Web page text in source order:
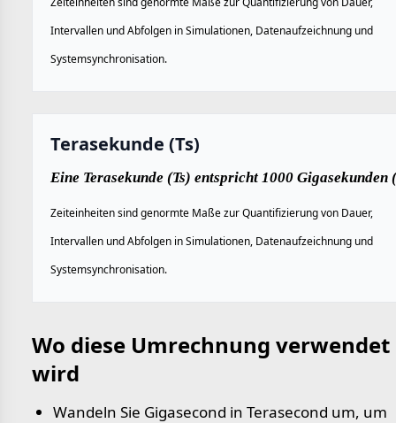
Intervallen und Abfolgen in Simulationen, Datenaufzeichnung und
Systemsynchronisation.
Terasekunde (Ts)
Eine Terasekunde (Ts) entspricht 1000 Gigasekunden
Zeiteinheiten sind genormte Maße zur Quantifizierung von Dauer,
Intervallen und Abfolgen in Simulationen, Datenaufzeichnung und
Systemsynchronisation.
Wo diese Umrechnung verwendet
wird
Wandeln Sie Gigasecond in Terasecond um, um